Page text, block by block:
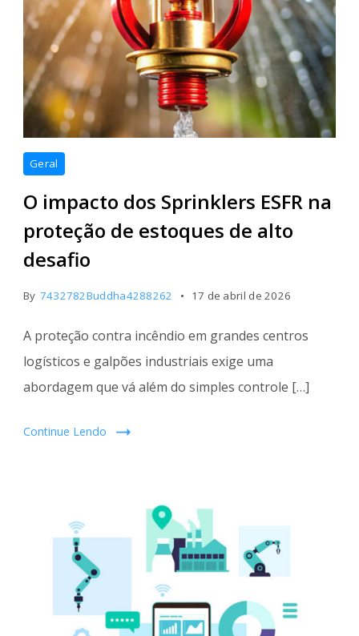
Geral
O impacto dos Sprinklers ESFR na
proteção de estoques de alto
desafio
By 7432782Buddha4288262 17 de abril de 2026
A proteção contra incêndio em grandes centros
logísticos e galpões industriais exige uma
abordagem que vá além do simples controle […]
Continue Lendo